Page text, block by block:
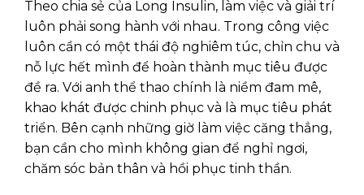
Theo chia sẻ của Long Insulin, làm việc và giải trí
luôn phải song hành với nhau. Trong công việc
luôn cần có một thái độ nghiêm túc, chỉn chu và
nỗ lực hết mình để hoàn thành mục tiêu được
đề ra. Với anh thể thao chính là niềm đam mê,
khao khát được chinh phục và là mục tiêu phát
triển. Bên cạnh những giờ làm việc căng thẳng,
bạn cần cho mình không gian để nghỉ ngơi,
chăm sóc bản thân và hồi phục tinh thần.